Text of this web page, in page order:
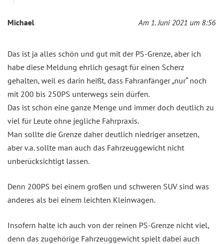
Michael Am 1. Juni 2021 um 8:56
Das ist ja alles schön und gut mit der PS-Grenze, aber ich
habe diese Meldung ehrlich gesagt für einen Scherz
gehalten, weil es darin heißt, dass Fahranfänger „nur“ noch
mit 200 bis 250PS unterwegs sein dürfen.
Das ist schon eine ganze Menge und immer doch deutlich zu
viel für Leute ohne jegliche Fahrpraxis.
Man sollte die Grenze daher deutlich niedriger ansetzen,
aber v.a. sollte man auch das Fahrzeuggewicht nicht
unberücksichtigt lassen.
Denn 200PS bei einem großen und schweren SUV sind was
anderes als bei einem leichten Kleinwagen.
Insofern halte ich auch von der reinen PS-Grenze nicht viel,
denn das zugehörige Fahrzeuggewicht spielt dabei auch